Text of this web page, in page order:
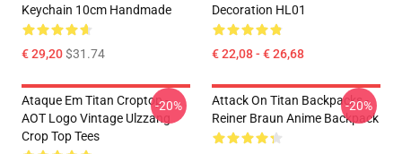
Keychain 10cm Handmade
€ 29,20$31.74
Decoration HL01
€ 22,08 - € 26,68
Ataque Em Titan Croptop -
AOT Logo Vintage Ulzzang
Crop Top Tees
-20%
Attack On Titan Backpacks -
Reiner Braun Anime Backpack
-20%